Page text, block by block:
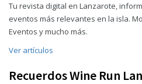
Tu revista digital en Lanzarote,
eventos más relevantes en la isla.
Eventos y mucho más.
Ver artículos
Recuerdos Wine Run